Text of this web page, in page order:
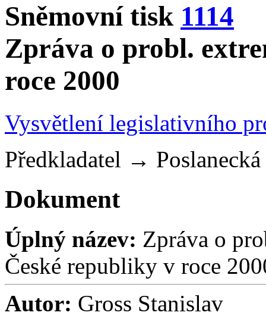
Sněmovní tisk 1114
Zpráva o probl.
roce 2000
Vysvětlení legislativního
Předkladatel →
Dokument
Úplný název: Zpráva o
České republiky v roce
Autor: Gross Stanislav